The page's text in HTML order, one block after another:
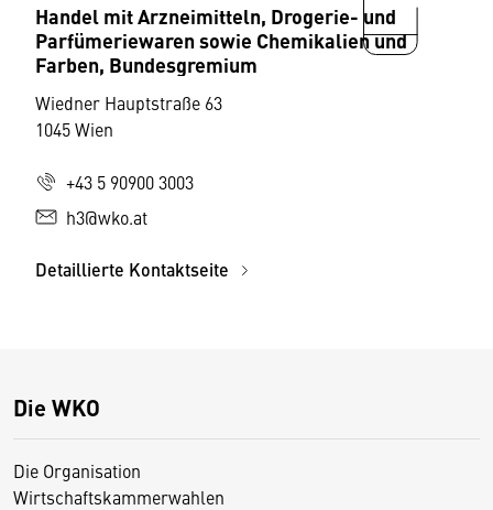
Handel mit Arzneimitteln, Drogerie- und
Parfümeriewaren sowie Chemikalien und
Farben, Bundesgremium
Wiedner Hauptstraße 63
1045 Wien
+43 5 90900 3003
h3@wko.at
Detaillierte Kontaktseite
Die WKO
Die Organisation
Wirtschaftskammerwahlen